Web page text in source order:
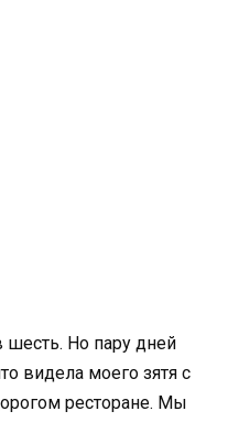
Но пару дней
видела моего зятя с
ресторане. Мы